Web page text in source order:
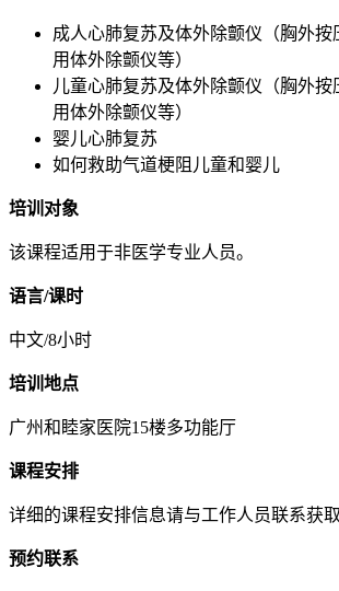
成人心肺复苏及体外除颤仪（胸外按
用体外除颤仪等）
儿童心肺复苏及体外除颤仪（胸外
用体外除颤仪等）
婴儿心肺复苏
如何救助气道梗阻儿童和婴儿
培训对象
该课程适用于非医学专业人员。
语言/课时
中文/8小时
培训地点
广州和睦家医院15楼多功能厅
课程安排
详细的课程安排信息请与工作人员联系获取
预约联系